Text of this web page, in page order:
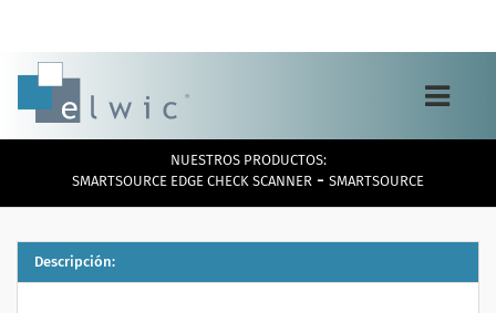
Toggle
navigation
NUESTROS PRODUCTOS:
SMARTSOURCE EDGE CHECK SCANNER - SMARTSOURCE
Descripción: